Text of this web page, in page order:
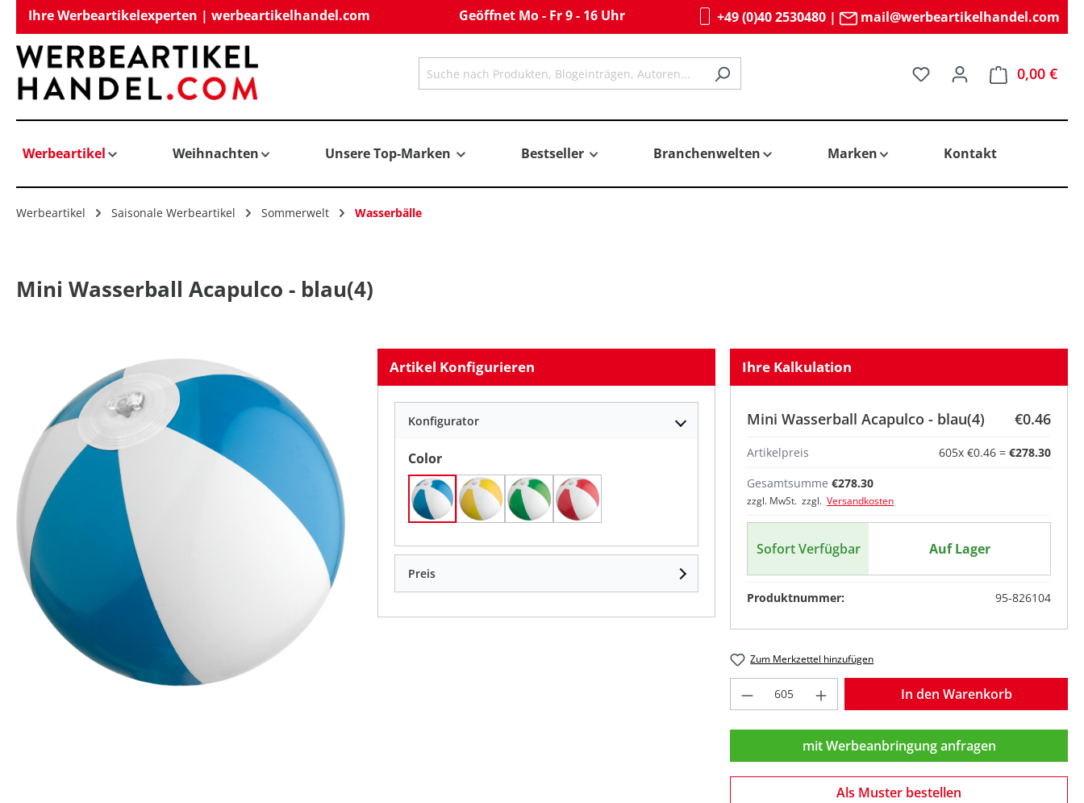
Zur Hauptnavigation springen
Ihre Werbeartikelexperten | werbeartikelhandel.com Geöffnet Mo - Fr 9 - 16 Uhr +49 (0)40 2530480| mail@werbeartikelhandel.com
Du hast 0 Produkte auf
0,00 €
Werbeartikel Weihnachten Unsere Top-Marken Bestseller Branchenwelten Marken Kontakt
Werbeartikel Saisonale Werbeartikel Sommerwelt Wasserbälle
Mini Wasserball Acapulco - blau(4)
Bildergalerie überspringen
Artikel Konfigurieren
Konfigurator
Colorauswählen
blau(4) gelb(8) grün(9) rot(5)
Preis
Ihre Kalkulation
Mini Wasserball Acapulco - blau(4) €0.46
Artikelpreis 605x €0.46 = €278.30
Gesamtsumme €278.30
zzgl. MwSt. zzgl. Versandkosten
Sofort Verfügbar Auf Lager
Produktnummer: 95-826104
Zum Merkzettel hinzufügen
Produkt Anzahl: Gib denIn den Warenkorb
mit Werbeanbringung anfragen
Als Muster bestellen